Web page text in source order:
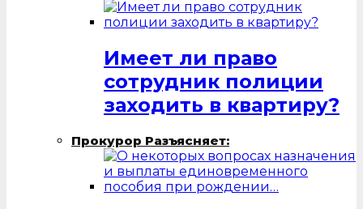
Имеет ли право
сотрудник полиции
заходить в квартиру?
Прокурор Разъясняет: